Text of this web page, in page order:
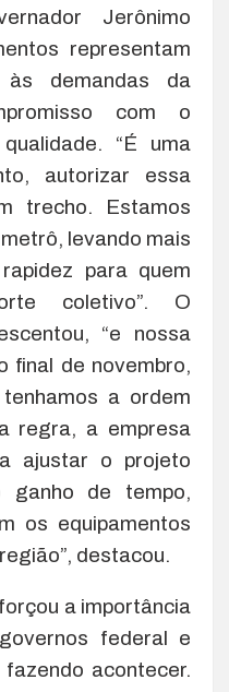
Jerônimo
representam
demandas da
com o
“É uma
autorizar essa
trecho. Estamos
levando mais
para quem
coletivo”. O
“e nossa
final de novembro,
a ordem
regra, a empresa
ajustar o projeto
ganho de tempo,
os equipamentos
destacou.
a importância
federal e
acontecer.